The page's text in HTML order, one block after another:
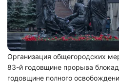
Организация общегородских
83-й годовщине прорыва
годовщине полного